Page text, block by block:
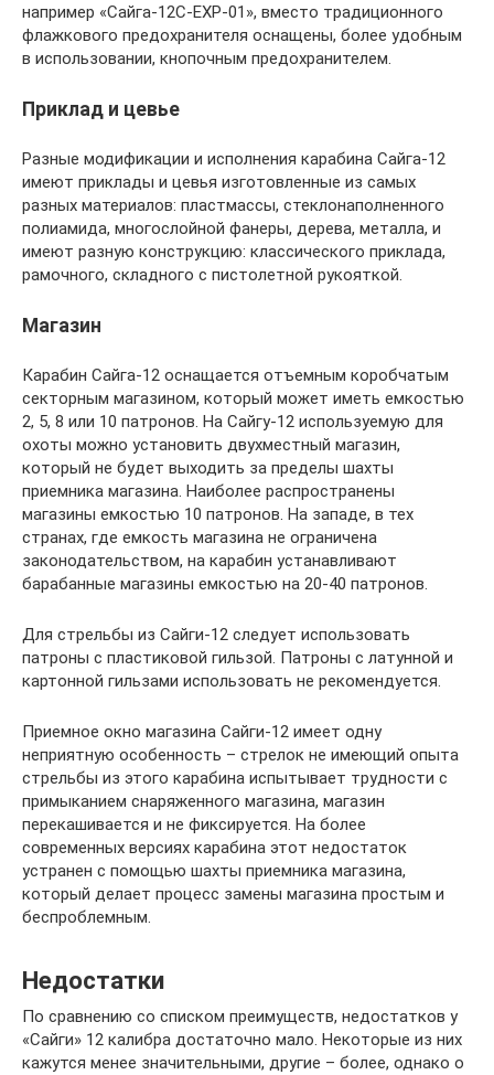
например «Сайга-12С-ЕХР-01», вместо традиционного
флажкового предохранителя оснащены, более удобным
в использовании, кнопочным предохранителем.
Приклад и цевье
Разные модификации и исполнения карабина Сайга-12
имеют приклады и цевья изготовленные из самых
разных материалов: пластмассы, стеклонаполненного
полиамида, многослойной фанеры, дерева, металла, и
имеют разную конструкцию: классического приклада,
рамочного, складного с пистолетной рукояткой.
Магазин
Карабин Сайга-12 оснащается отъемным коробчатым
секторным магазином, который может иметь емкостью
2, 5, 8 или 10 патронов. На Сайгу-12 используемую для
охоты можно установить двухместный магазин,
который не будет выходить за пределы шахты
приемника магазина. Наиболее распространены
магазины емкостью 10 патронов. На западе, в тех
странах, где емкость магазина не ограничена
законодательством, на карабин устанавливают
барабанные магазины емкостью на 20-40 патронов.
Для стрельбы из Сайги-12 следует использовать
патроны с пластиковой гильзой. Патроны с латунной и
картонной гильзами использовать не рекомендуется.
Приемное окно магазина Сайги-12 имеет одну
неприятную особенность – стрелок не имеющий опыта
стрельбы из этого карабина испытывает трудности с
примыканием снаряженного магазина, магазин
перекашивается и не фиксируется. На более
современных версиях карабина этот недостаток
устранен с помощью шахты приемника магазина,
который делает процесс замены магазина простым и
беспроблемным.
Недостатки
По сравнению со списком преимуществ, недостатков у
«Сайги» 12 калибра достаточно мало. Некоторые из них
кажутся менее значительными, другие – более, однако о